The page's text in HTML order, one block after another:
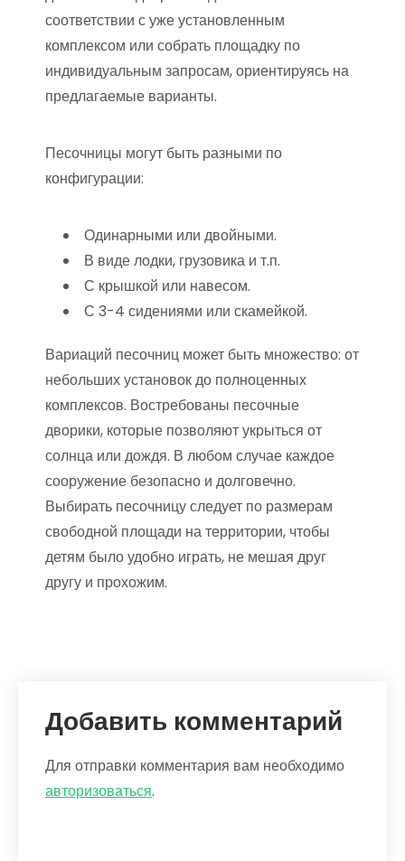
соответствии с уже установленным
комплексом или собрать площадку по
индивидуальным запросам, ориентируясь на
предлагаемые варианты.
Песочницы могут быть разными по
конфигурации:
Одинарными или двойными.
В виде лодки, грузовика и т.п.
С крышкой или навесом.
С 3-4 сидениями или скамейкой.
Вариаций песочниц может быть множество: от
небольших установок до полноценных
комплексов. Востребованы песочные
дворики, которые позволяют укрыться от
солнца или дождя. В любом случае каждое
сооружение безопасно и долговечно.
Выбирать песочницу следует по размерам
свободной площади на территории, чтобы
детям было удобно играть, не мешая друг
другу и прохожим.
Добавить комментарий
Для отправки комментария вам необходимо
авторизоваться.